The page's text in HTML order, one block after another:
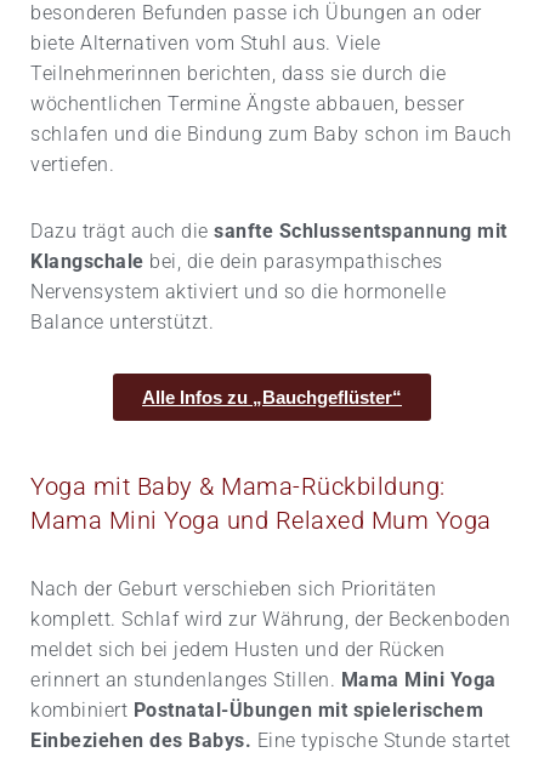
besonderen Befunden passe ich Übungen an oder
biete Alternativen vom Stuhl aus. Viele
Teilnehmerinnen berichten, dass sie durch die
wöchentlichen Termine Ängste abbauen, besser
schlafen und die Bindung zum Baby schon im Bauch
vertiefen.
Dazu trägt auch die sanfte Schlussentspannung mit
Klangschale bei, die dein parasympathisches
Nervensystem aktiviert und so die hormonelle
Balance unterstützt.
Alle Infos zu „Bauchgeflüster“
Yoga mit Baby & Mama-Rückbildung:
Mama Mini Yoga und Relaxed Mum Yoga
Nach der Geburt verschieben sich Prioritäten
komplett. Schlaf wird zur Währung, der Beckenboden
meldet sich bei jedem Husten und der Rücken
erinnert an stundenlanges Stillen. Mama Mini Yoga
kombiniert Postnatal-Übungen mit spielerischem
Einbeziehen des Babys. Eine typische Stunde startet